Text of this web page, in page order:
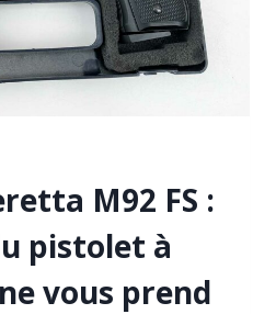
M92 FS :
pistolet à
vous prend